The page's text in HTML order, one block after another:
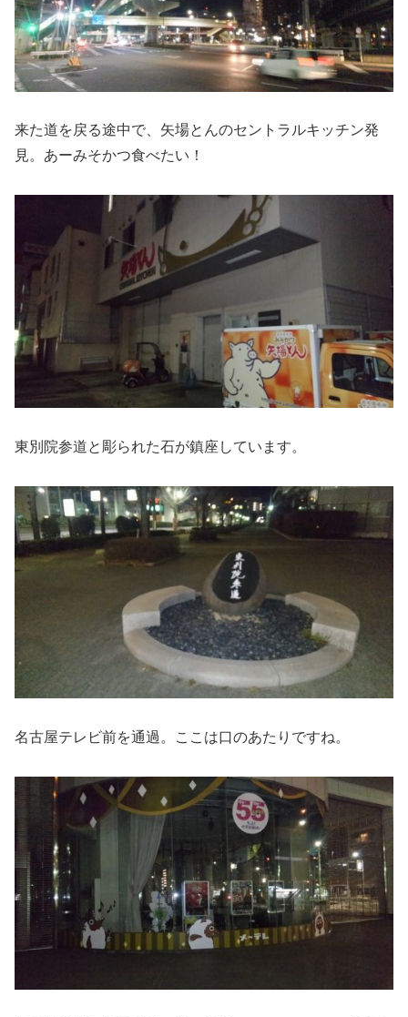
来た道を戻る途中で、矢場とんのセントラルキッチン発
見。あーみそかつ食べたい！
東別院参道と彫られた石が鎮座しています。
名古屋テレビ前を通過。ここは口のあたりですね。